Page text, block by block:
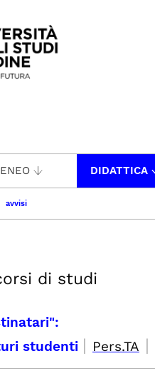
principale
DIDATTICA
avvisi
di studi
studenti | Pers.TA |